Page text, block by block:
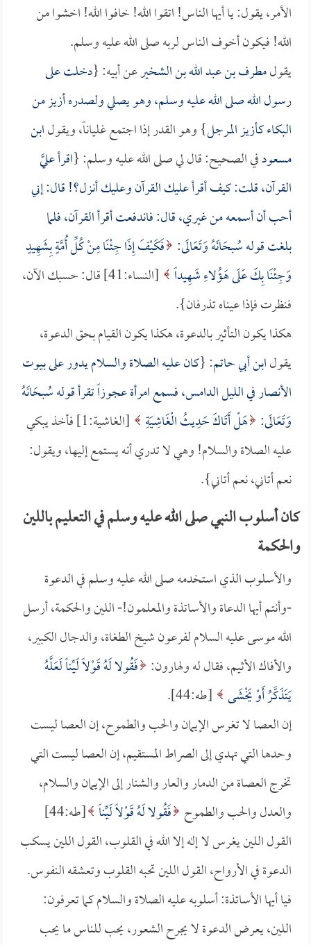
الأمر، يقول: يا أيها الناس! اتقوا الله! خافوا الله! اخشوا من
الله! فيكون أخوف الناس لربه صلى الله عليه وسلم.
يقولمطرف بن عبد الله بن الشخيرعن أبيه: {دخلت على
رسول الله صلى الله عليه وسلم، وهو يصلي ولصدره أزيز من
البكاء كأزيز المرجل} وهو القدر إذا اجتمع غلياناً، ويقولابن
مسعودفي الصحيح: قال لي صلى الله عليه وسلم: {اقرأ عليَّ
القرآن، قلت: كيف أقرأ عليك القرآن وعليك أنزل؟! قال: إني
أحب أن أسمعه من غيري، قال: فاندفعت أقرأ القرآن، فلما
بلغت قوله سُبحَانَهُ وَتَعَالَى: فَكَيْفَ إِذَا جِئْنَا مِنْ كُلِّ أُمَّةٍ بِشَهِيدٍ
وَجِئْنَا بِكَ عَلَى هَؤُلاءِ شَهِيداً
[النساء:41] قال: حسبك الآن،
فنظرت فإذا عيناه تذرفان}.
هكذا يكون التأثير بالدعوة، هكذا يكون القيام بحق الدعوة،
يقولابن أبي حاتم: {كان عليه الصلاة والسلام يدور على بيوت
الأنصار في الليل الدامس، فسمع امرأة عجوزاً تقرأ قوله سُبحَانَهُ
وَتَعَالَى: هَلْ أَتَاكَ حَدِيثُ الْغَاشِيَةِ
[الغاشية:1] فأخذ يبكي
عليه الصلاة والسلام! وهي لا تدري أنه يستمع إليها، ويقول:
نعم أتاني، نعم أتاني}.
كان أسلوب النبي صلى الله عليه وسلم في التعليم باللين
والحكمة
والأسلوب الذي استخدمه صلى الله عليه وسلم في الدعوة
-وأنتم أيها الدعاة والأساتذة والمعلمون!- اللين والحكمة، أرسل
الله موسى عليه السلام لفرعون شيخ الطغاة، والدجال الكبير،
والأفاك الأثيم، فقال له ولهارون: فَقُولا لَهُ قَوْلاً لَيِّناً لَعَلَّهُ
يَتَذَكَّرُ أَوْ يَخْشَى [طه:44].
إن العصا لا تغرس الإيمان والحب والطموح، إن العصا ليست
وحدها التي تهدي إلى الصراط المستقيم، إن العصا ليست التي
تخرج العصاة من الدمار والعار والشنار إلى الإيمان والسلام،
والعدل والحب والطموح فَقُولا لَهُ قَوْلاً لَيِّناً
[طه:44]
القول اللين يغرس لا إله إلا الله في القلوب، القول اللين يسكب
الدعوة في الأرواح، القول اللين تحبه القلوب وتعشقه النفوس.
فيا أيها الأساتذة: أسلوبه عليه الصلاة والسلام كما تعرفون:
اللين، يعرض الدعوة لا يجرح الشعور، يحب للناس ما يحب